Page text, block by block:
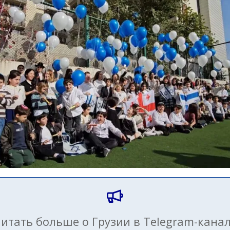
больше о Грузии в Telegram-